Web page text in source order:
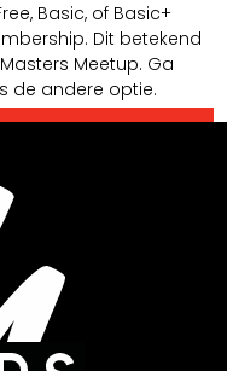
Basic, of Basic+
Dit betekend
Meetup. Ga
de andere optie.